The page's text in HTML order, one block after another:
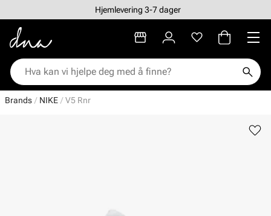
Hjemlevering 3-7 dager
Brands NIKE V5 Rnr